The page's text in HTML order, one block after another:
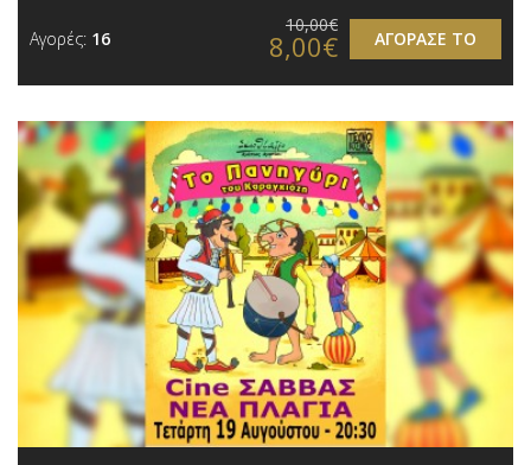
Αγορές: 16 ΑΓΟΡΑΣΕ ΤΟ
10,00€
8,00€